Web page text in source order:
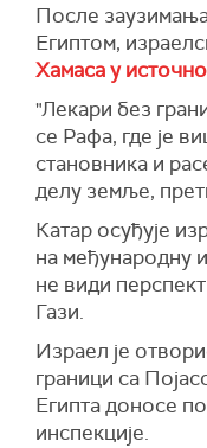
(Times of Israel)
жене, убијени су
избеглички камп
Девет особа
источној Рафи,
жене.
Двоје деце и две
погођена њихова
Пет особа,
у израелском
Још пет особа
напада на на
( Al Jazeera)
Бајден је рекао
снабдевају
цивила.
"Цивили су
бомбама, али и у
центрима",
CNN
После
Египтом,
Хамаса у
"Лекари без
се Рафа, где је
становника и
делу земље,
Катар осуђује
на међународну
не види
Гази.
Израел је
граници са
Египта доносе
инспекције.